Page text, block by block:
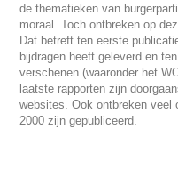
de thematieken van
moraal. Toch ontbreken op
Dat betreft ten eerste
bijdragen heeft geleverd en
verschenen (waaronder het
laatste rapporten zijn
websites. Ook ontbreken
2000 zijn gepubliceerd.